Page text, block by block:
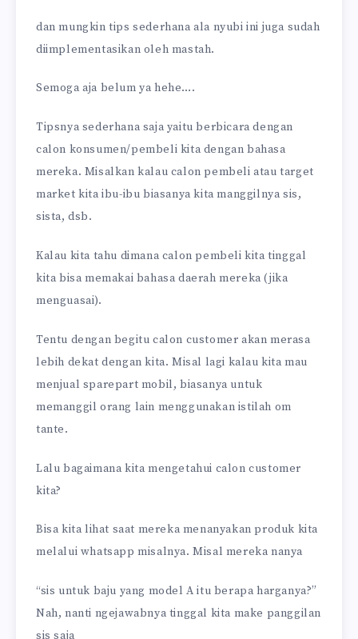
dan mungkin tips sederhana ala nyubi ini juga sudah
diimplementasikan oleh mastah.
Semoga aja belum ya hehe….
Tipsnya sederhana saja yaitu berbicara dengan
calon konsumen/pembeli kita dengan bahasa
mereka. Misalkan kalau calon pembeli atau target
market kita ibu-ibu biasanya kita manggilnya sis,
sista, dsb.
Kalau kita tahu dimana calon pembeli kita tinggal
kita bisa memakai bahasa daerah mereka (jika
menguasai).
Tentu dengan begitu calon customer akan merasa
lebih dekat dengan kita. Misal lagi kalau kita mau
menjual sparepart mobil, biasanya untuk
memanggil orang lain menggunakan istilah om
tante.
Lalu bagaimana kita mengetahui calon customer
kita?
Bisa kita lihat saat mereka menanyakan produk kita
melalui whatsapp misalnya. Misal mereka nanya
“sis untuk baju yang model A itu berapa harganya?”
Nah, nanti ngejawabnya tinggal kita make panggilan
sis saja